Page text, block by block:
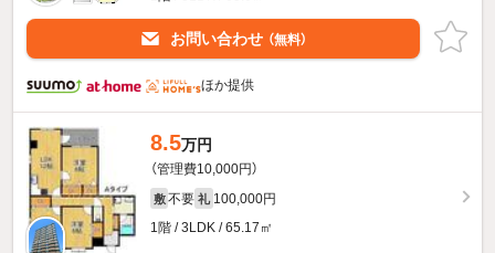
お問い合わせ （無料）
ほか提供
8.5万円
（管理費10,000円）
敷 不要 礼 100,000円
1階 / 3LDK / 65.17㎡